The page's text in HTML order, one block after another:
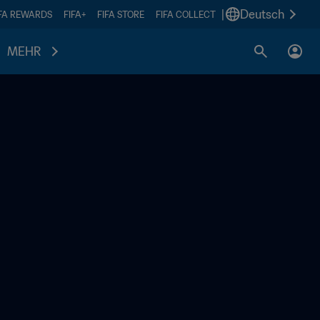
REWARDS FIFA+ FIFA STORE FIFA COLLECT Deutsch
MEHR